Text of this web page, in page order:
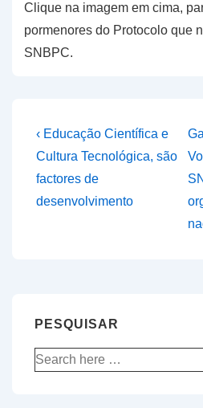
Clique na imagem em cima,
pormenores do Protocolo que
SNBPC.
Navegação
de
artigos
Previous
Post
is
‹ Educação Científica e
Cultura Tecnológica, são
factores de
desenvolvimento
is
PESQUISAR
Pesquisar
por: